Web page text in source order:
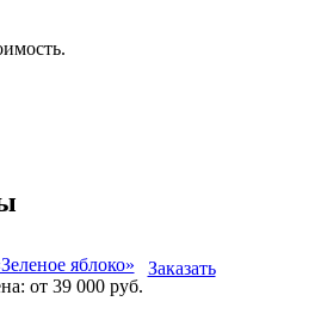
яблоко»
от 39 000руб.
Заказать